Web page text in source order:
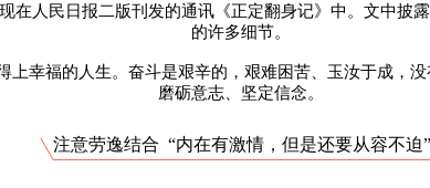
在人民日报二版刊发的通讯《正定翻身记》中。文中披
的许多细节。
幸福的人生。奋斗是艰辛的，艰难困苦、玉汝于成，
磨砺意志、坚定信念。
注意劳逸结合 “内在有激情，但是还要从容不迫”